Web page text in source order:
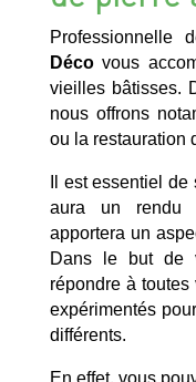
Professionnelle
Décovous
vieilles bâtisses.
nous offrons
ou la restauration
Il est essentiel
aura un rendu
apportera un
Dans le but de
répondre à
expérimentés
différents.
En effet, vous